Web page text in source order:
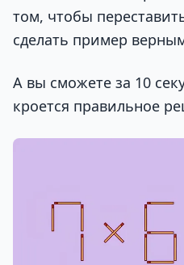
том, чтобы
сделать пример
А вы сможете за 10
кроется правильное